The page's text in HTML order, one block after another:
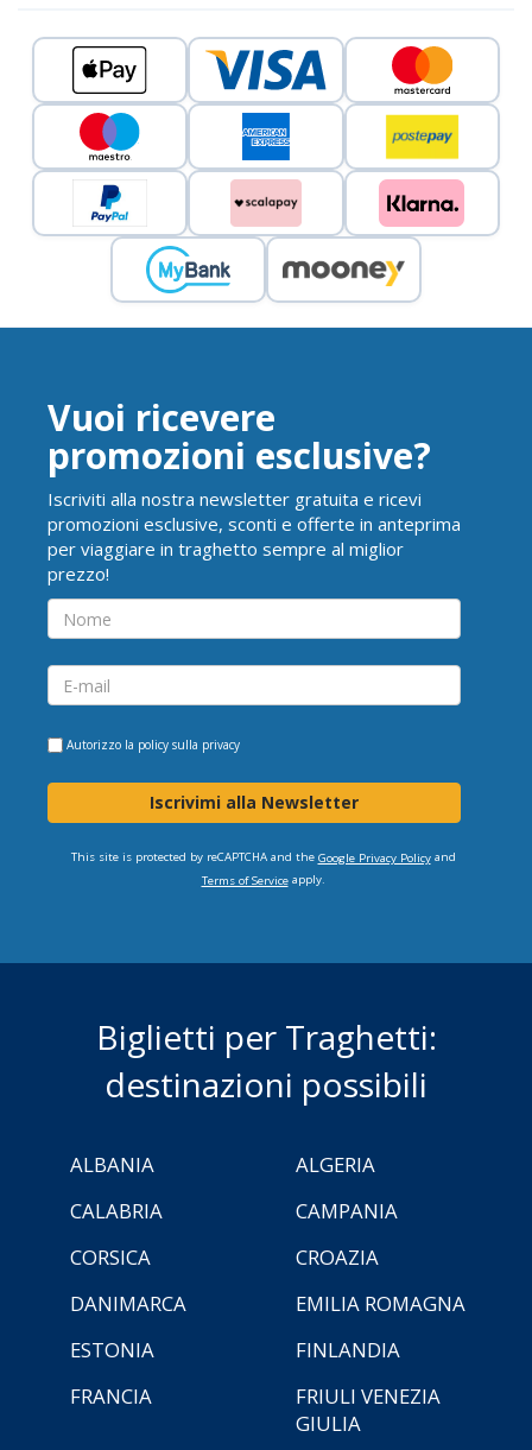
Vuoi ricevere
promozioni esclusive?
Iscriviti alla nostra newsletter gratuita e ricevi
promozioni esclusive, sconti e offerte in anteprima
per viaggiare in traghetto sempre al miglior
prezzo!
Autorizzo la policy sulla privacy
Iscrivimi alla Newsletter
This site is protected by reCAPTCHA and the Google Privacy Policyand
Terms of Serviceapply.
Biglietti per Traghetti:
destinazioni possibili
ALBANIA
ALGERIA
CALABRIA
CAMPANIA
CORSICA
CROAZIA
DANIMARCA
EMILIA ROMAGNA
ESTONIA
FINLANDIA
FRANCIA
FRIULI VENEZIA
GIULIA